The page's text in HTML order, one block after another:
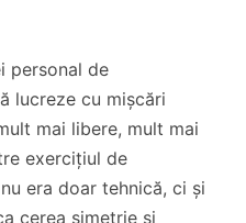
personal de
lucreze cu mișcări
mai libere, mult mai
exercițiul de
era doar tehnică, ci și
cerea simetrie și